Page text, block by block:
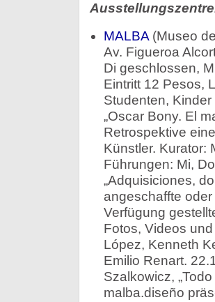
MALBA(Museo
Av. Figueroa
Di geschlossen,
Eintritt 12 Pesos,
Studenten,
„Oscar Bony. El
Retrospektive
Künstler. Kurator:
Führungen: Mi,
„Adquisiciones,
angeschaffte
Verfügung
Fotos, Videos
López, Kenneth
Emilio Renart.
Szalkowicz,
malba.diseño